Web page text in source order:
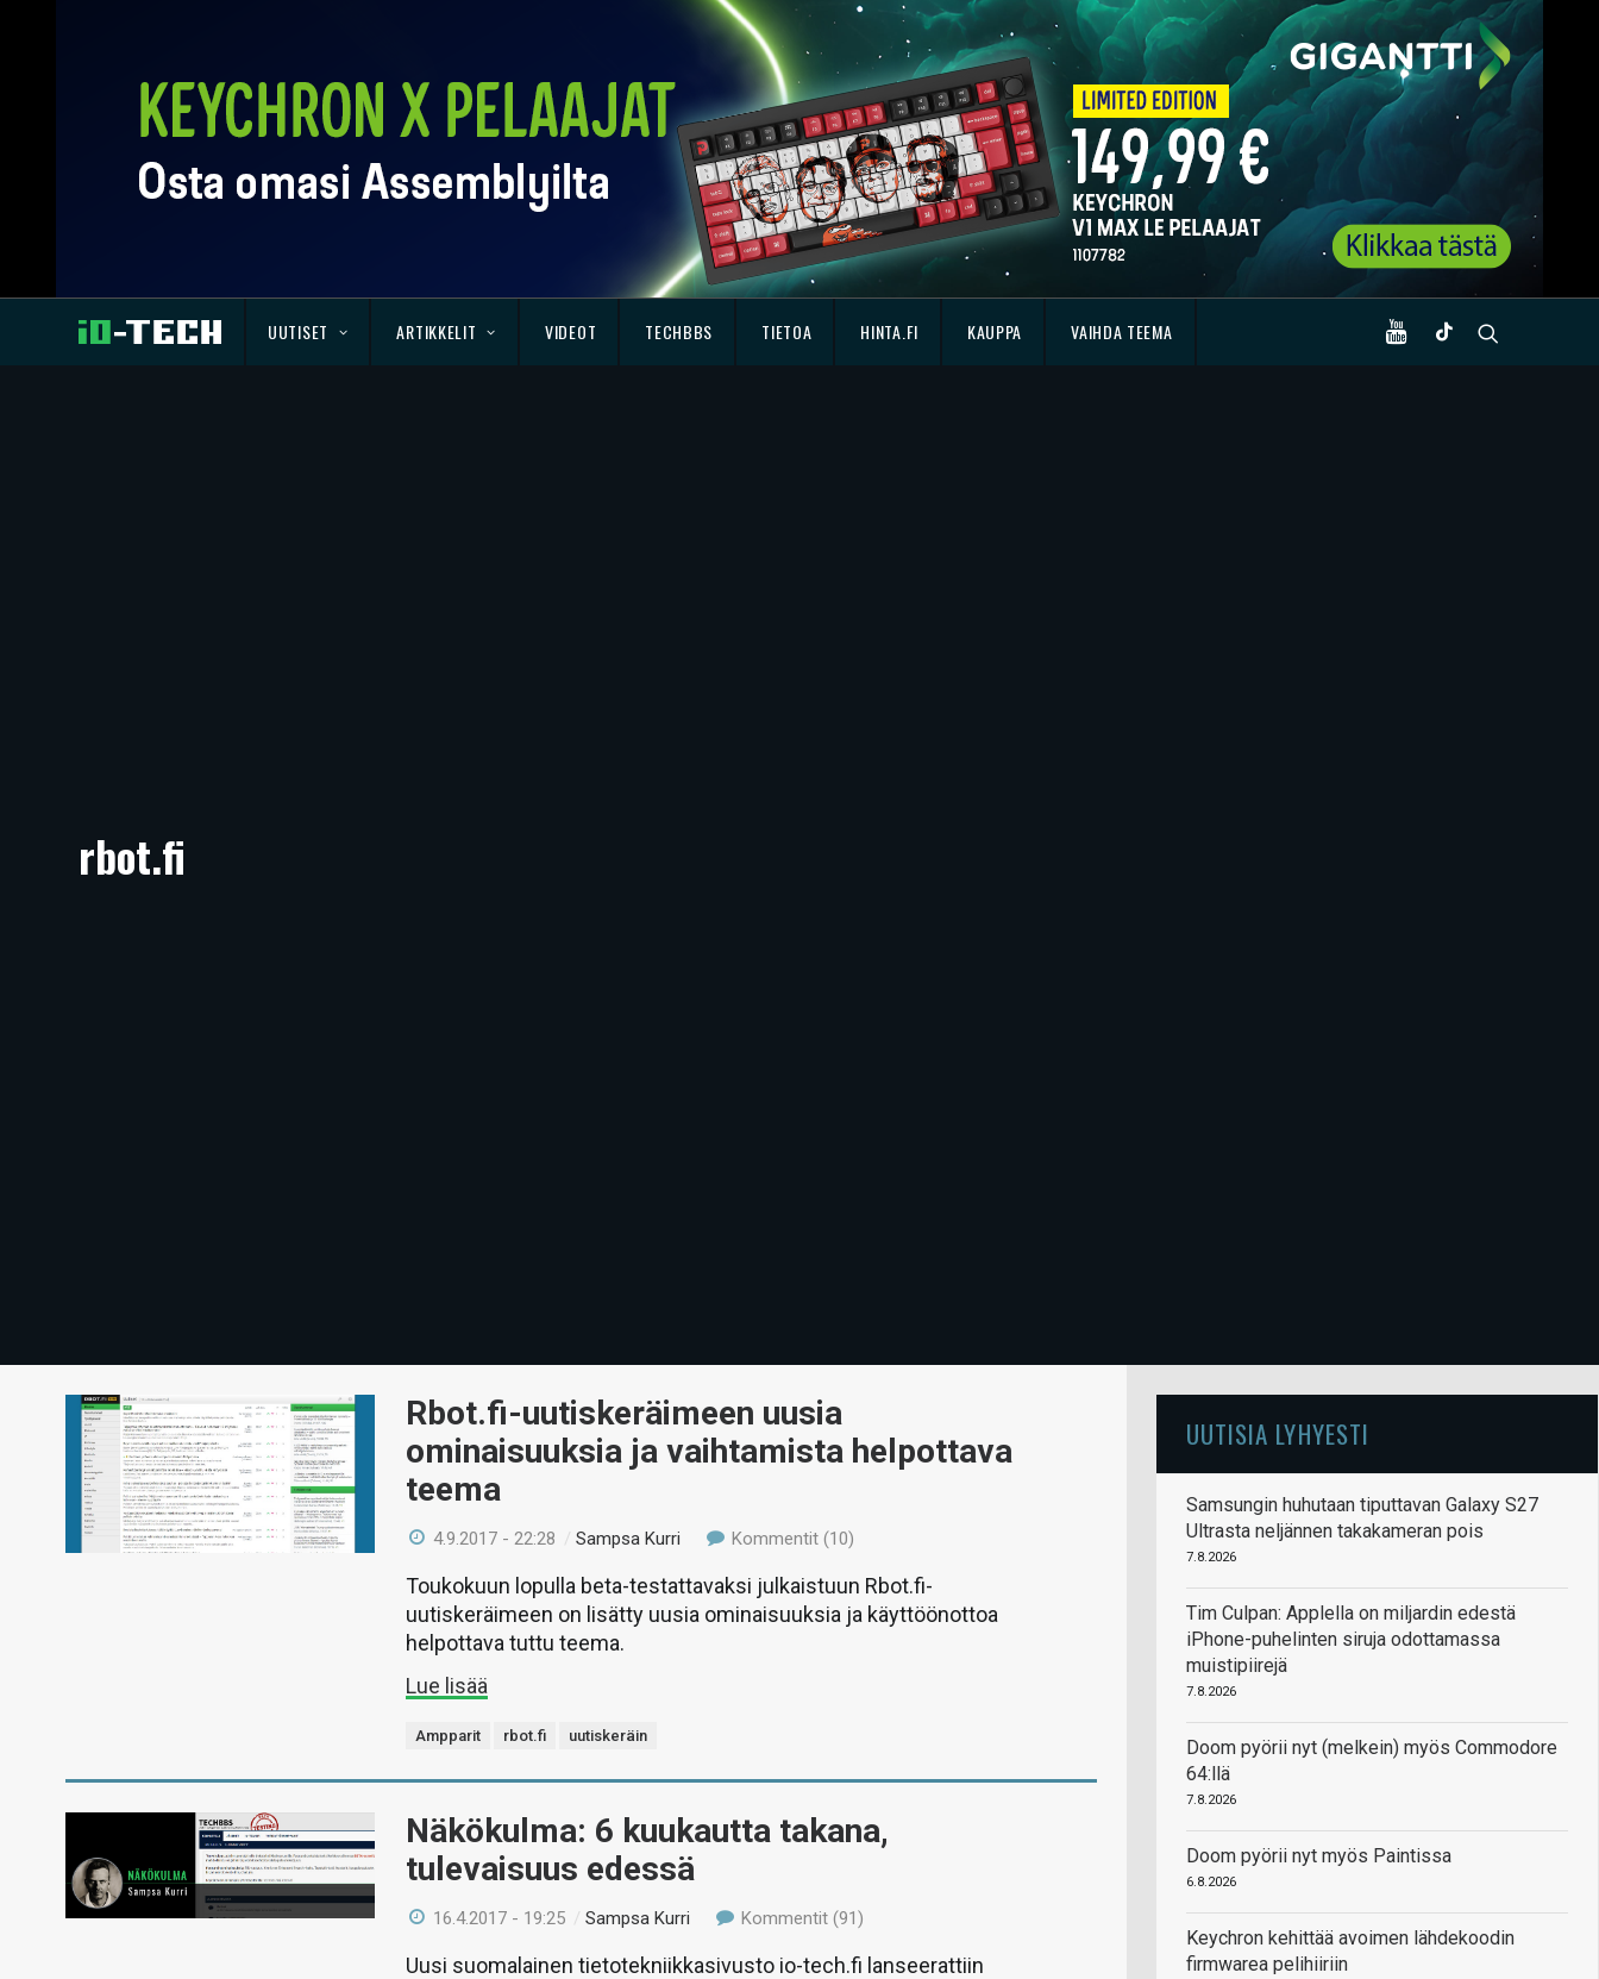
UUTISET ARTIKKELIT VIDEOT TECHBBS TIETOA HINTA.FI KAUPPA VAIHDA TEEMA
rbot.fi
Rbot.fi-uutiskeräimeen uusia
ominaisuuksia ja vaihtamista helpottava
teema
4.9.2017 - 22:28 /Sampsa Kurri Kommentit (10)
Toukokuun lopulla beta-testattavaksi julkaistuun Rbot.fi-
uutiskeräimeen on lisätty uusia ominaisuuksia ja käyttöönottoa
helpottava tuttu teema.
Lue lisää
Ampparit rbot.fi uutiskeräin
Näkökulma: 6 kuukautta takana,
tulevaisuus edessä
16.4.2017 - 19:25 /Sampsa Kurri Kommentit (91)
Uusi suomalainen tietotekniikkasivusto io-tech.fi lanseerattiin
UUTISIA LYHYESTI
Samsungin huhutaan tiputtavan Galaxy S27
Ultrasta neljännen takakameran pois
7.8.2026
Tim Culpan: Applella on miljardin edestä
iPhone-puhelinten siruja odottamassa
muistipiirejä
7.8.2026
Doom pyörii nyt (melkein) myös Commodore
64:llä
7.8.2026
Doom pyörii nyt myös Paintissa
6.8.2026
Keychron kehittää avoimen lähdekoodin
firmwarea pelihiiriin